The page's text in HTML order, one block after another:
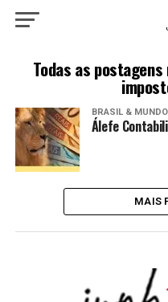
Todas as
BRASIL & MUNDO
Álefe
MAIS